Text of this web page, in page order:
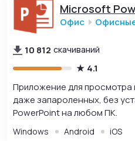
Microsoft
Офис
10 812 скачиваний
4.1
Приложение для просмотра
даже запароленных, без
PowerPoint на любом ПК.
Windows Android iOS